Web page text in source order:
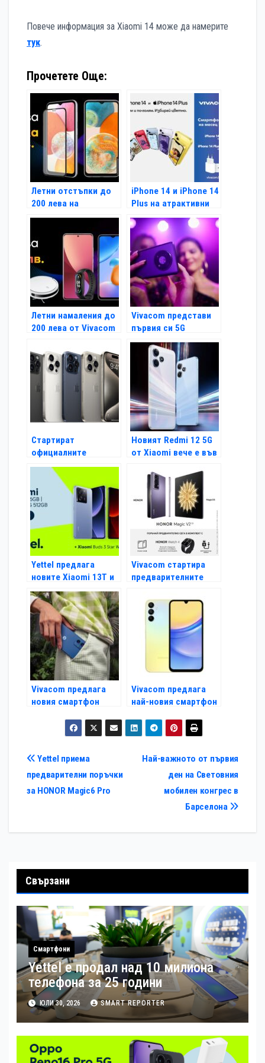
Повече информация за Xiaomi 14 може да намерите
тук.
Прочетете Още:
Летни отстъпки до
200 лева на
устройства Samsung
iPhone 14 и iPhone 14
Plus на атрактивни
цени с план от
Vivacom
Летни намаления до
200 лева от Vivacom
Vivacom представи
първия си 5G
смартфон и
премахва
ограниченията на
скоростта във
всички Unlimited
планове
Стартират
официалните
продажби на iPhone
15 в мрежата на
Vivacom
Новият Redmi 12 5G
от Xiaomi вече е във
Yettel предлага
новите Xiaomi 13T и
13T Pro с безжични
слушалки и 3 години
гаранция
Vivacom стартира
предварителните
сгъваем Honor Magic
Vivacom предлага
новия смартфон
атрактивни цени
Vivacom предлага
най-новия смартфон
5G
Навигация
Най-важното от първия
ден на Световния
мобилен конгрес в
Барселона
Yettel приема
предварителни поръчки
за HONOR Magic6 Pro
Свързани
Смартфони
Yettel е продал над 10 милиона
телефона за 25 години
ЮЛИ 30, 2026 SMART REPORTER